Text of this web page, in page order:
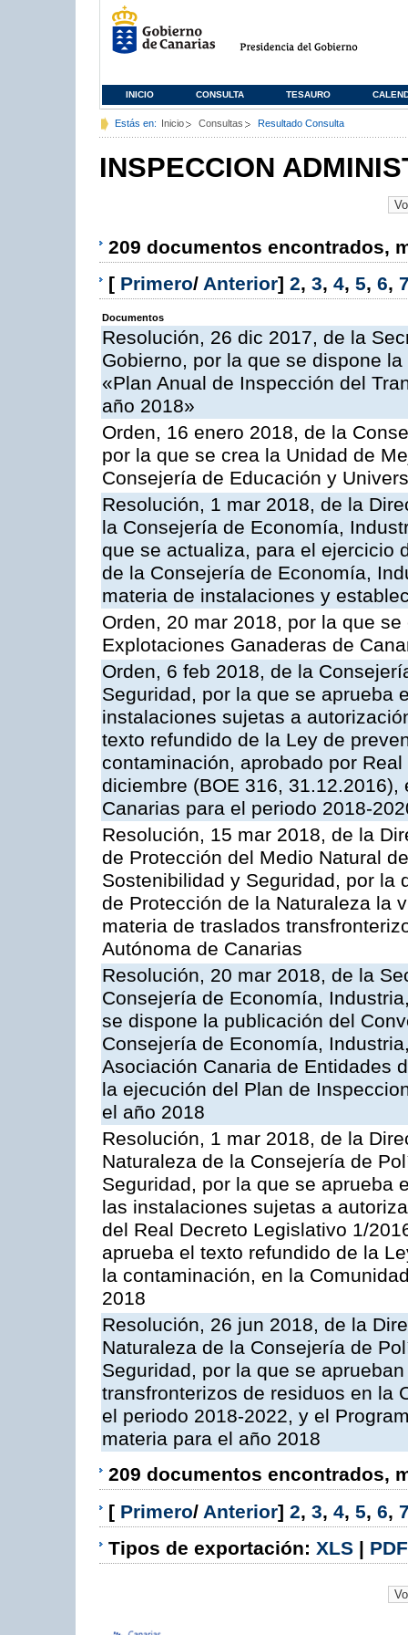
INICIO CONSULTA TESAURO
Estás en: Inicio Consultas Resultado Consulta
INSPECCION
209 documentos encontrados,
[ Primero/ Anterior] 2, 3, 4, 5, 6,
Documentos
Resolución, 26 dic 2017, de la
Gobierno, por la que se dispone
«Plan Anual de Inspección del
año 2018»
Orden, 16 enero 2018, de la
por la que se crea la Unidad de
Consejería de Educación y
Resolución, 1 mar 2018, de la
la Consejería de Economía,
que se actualiza, para el ejercicio
de la Consejería de Economía,
materia de instalaciones y
Orden, 20 mar 2018, por la que
Explotaciones Ganaderas de
Orden, 6 feb 2018, de la
Seguridad, por la que se aprueba
instalaciones sujetas a
texto refundido de la Ley de
contaminación, aprobado por
diciembre (BOE 316,
Canarias para el periodo 2018-
Resolución, 15 mar 2018, de la
de Protección del Medio Natural
Sostenibilidad y Seguridad, por la
de Protección de la Naturaleza la
materia de traslados
Autónoma de Canarias
Resolución, 20 mar 2018, de la
Consejería de Economía,
se dispone la publicación del
Consejería de Economía,
Asociación Canaria de Entidades
la ejecución del Plan de
el año 2018
Resolución, 1 mar 2018, de la
Naturaleza de la Consejería de
Seguridad, por la que se aprueba
las instalaciones sujetas a
del Real Decreto Legislativo 1/
aprueba el texto refundido de la
la contaminación, en la
2018
Resolución, 26 jun 2018, de la
Naturaleza de la Consejería de
Seguridad, por la que se
transfronterizos de residuos en la
el periodo 2018-2022, y el
materia para el año 2018
209 documentos encontrados,
[ Primero/ Anterior] 2, 3, 4, 5, 6,
Tipos de exportación: XLS | PDF